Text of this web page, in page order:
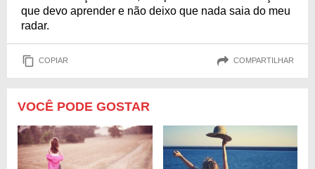
que devo aprender e não deixo que nada saia do meu
radar.
COPIAR COMPARTILHAR
VOCÊ PODE GOSTAR